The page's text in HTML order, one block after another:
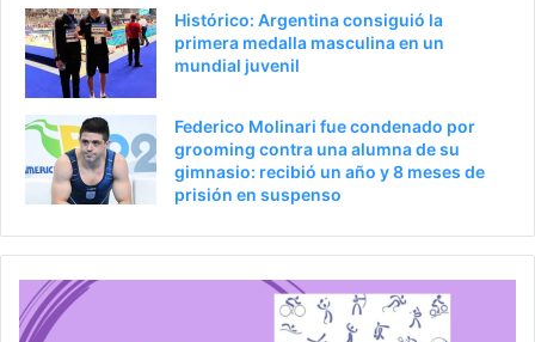
Histórico: Argentina consiguió la
primera medalla masculina en un
mundial juvenil
Federico Molinari fue condenado por
grooming contra una alumna de su
gimnasio: recibió un año y 8 meses de
prisión en suspenso